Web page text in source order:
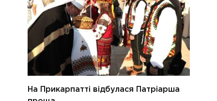
На Прикарпатті відбулася Патріарша